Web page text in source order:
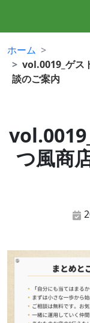
ホーム
vol.0019_ゲス
談のご案内
つ風商